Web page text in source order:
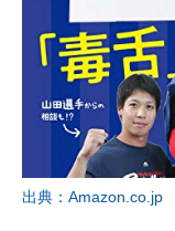
出典：Amazon.co.jp